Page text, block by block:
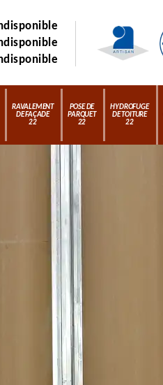
RAVALEMENT
DE FAÇADE
22
POSE DE
PARQUET
22
HYDROFUGE
DE TOITURE
22